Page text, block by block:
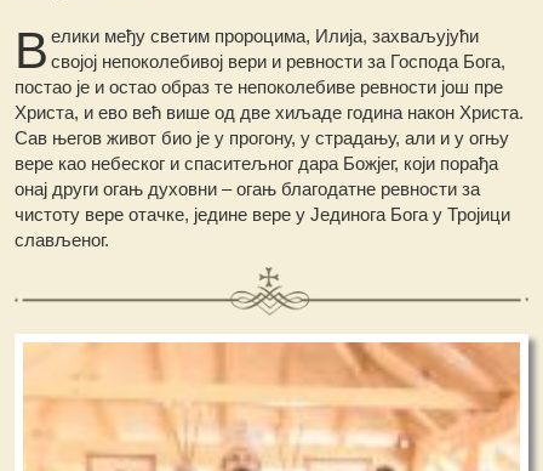
В елики међу светим пророцима, Илија, захваљујући
својој непоколебивој вери и ревности за Господа Бога,
постао је и остао образ те непоколебиве ревности још пре
Христа, и ево већ више од две хиљаде година након Христа.
Сав његов живот био је у прогону, у страдању, али и у огњу
вере као небеског и спаситељног дара Божјег, који порађа
онај други огањ духовни – огањ благодатне ревности за
чистоту вере отачке, једине вере у Јединога Бога у Тројици
слављеног.